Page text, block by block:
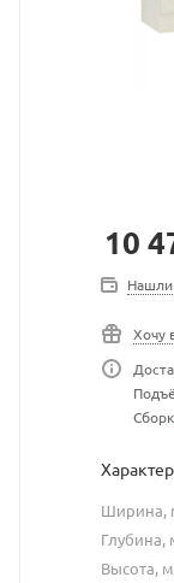
10
Хочу
Ширина,
Глубина,
Высота,